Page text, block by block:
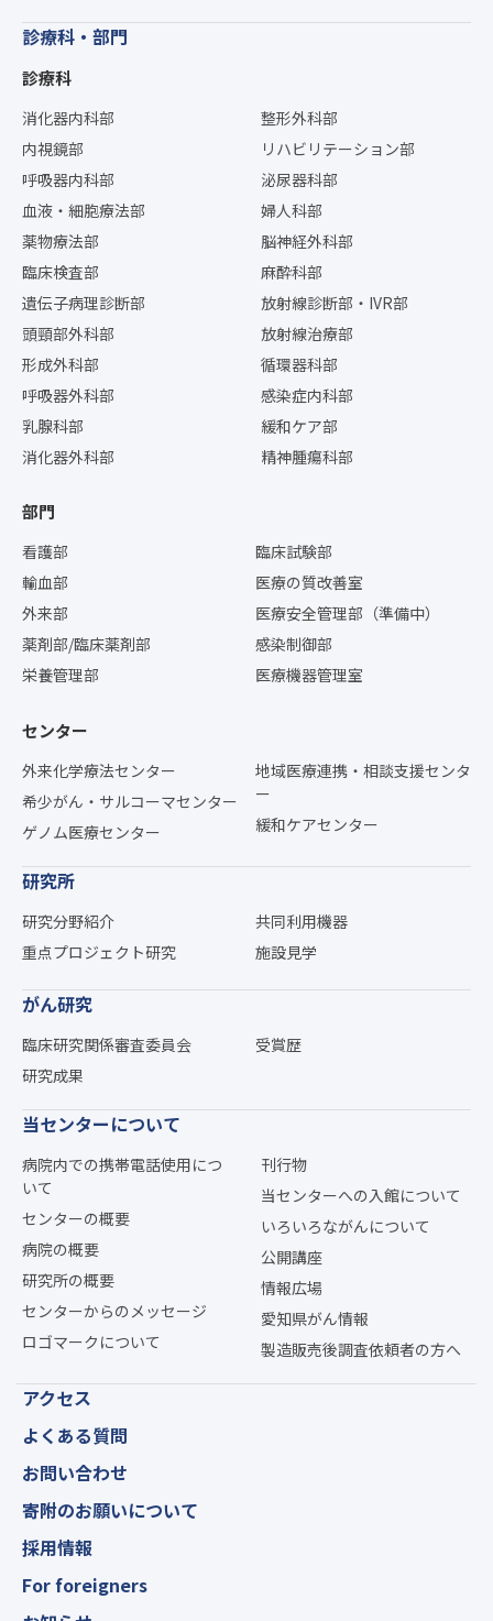
診療科・部門
診療科
消化器内科部
内視鏡部
呼吸器内科部
血液・細胞療法部
薬物療法部
臨床検査部
遺伝子病理診断部
頭頸部外科部
形成外科部
呼吸器外科部
乳腺科部
消化器外科部
整形外科部
リハビリテーション部
泌尿器科部
婦人科部
脳神経外科部
麻酔科部
放射線診断部・IVR部
放射線治療部
循環器科部
感染症内科部
緩和ケア部
精神腫瘍科部
部門
看護部
輸血部
外来部
薬剤部/臨床薬剤部
栄養管理部
臨床試験部
医療の質改善室
医療安全管理部（準備中）
感染制御部
医療機器管理室
センター
外来化学療法センター
希少がん・サルコーマセンター
ゲノム医療センター
地域医療連携・相談支援センタ
ー
緩和ケアセンター
研究所
研究分野紹介
重点プロジェクト研究
共同利用機器
施設見学
がん研究
臨床研究関係審査委員会
研究成果
受賞歴
当センターについて
病院内での携帯電話使用につ
いて
センターの概要
病院の概要
研究所の概要
センターからのメッセージ
ロゴマークについて
刊行物
当センターへの入館について
いろいろながんについて
公開講座
情報広場
愛知県がん情報
製造販売後調査依頼者の方へ
アクセス
よくある質問
お問い合わせ
寄附のお願いについて
採用情報
For foreigners